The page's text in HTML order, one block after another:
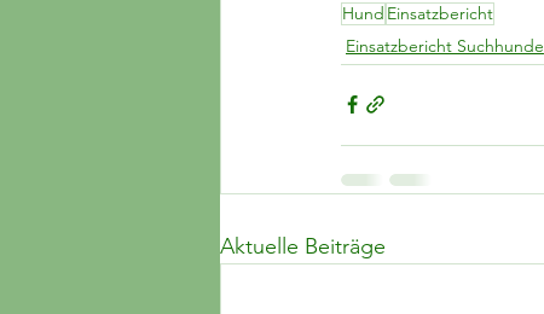
Hund Einsatzbericht
Einsatzbericht Suchhunde
Aktuelle Beiträge